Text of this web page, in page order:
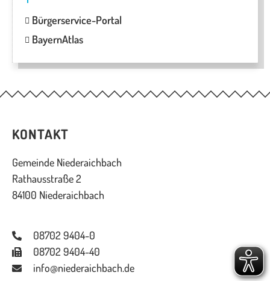
Bürgerservice-Portal
BayernAtlas
KONTAKT
Gemeinde Niederaichbach
Rathausstraße 2
84100 Niederaichbach
08702 9404-0
08702 9404-40
info@niederaichbach.de